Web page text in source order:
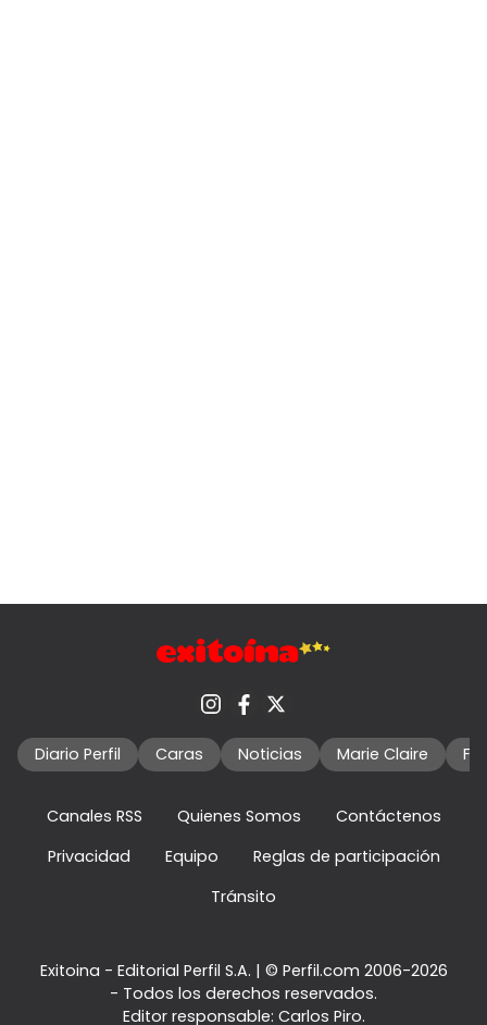
Diario Perfil Caras Noticias Marie Claire
Canales RSS Quienes Somos
Contáctenos
Privacidad
Equipo
Reglas de participación
Tránsito
Exitoina - Editorial Perfil S.A. | © Perfil.com 2006-2026
- Todos los derechos reservados.
Editor responsable: Carlos Piro.